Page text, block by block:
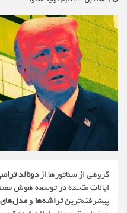
گروهی از سناتورها ازدونالد
ایالات متحده در توسعه هوش
پیشرفته‌ترینتراشه‌ها و